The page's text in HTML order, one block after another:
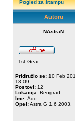
Pogled za štampu
Autoru
NAstraN
1st Gear
Pridružio se: 10 Feb
13:09
Postovi: 12
Lokacija: Beograd
Ime:Ado
Opel:Astra G 1.6 2003.